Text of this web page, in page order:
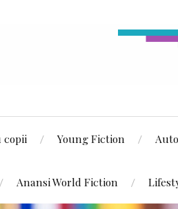
copii Young Fiction
Anansi World Fiction